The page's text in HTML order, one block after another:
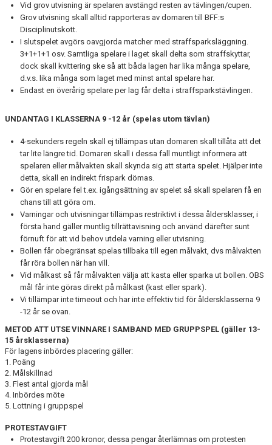
Vid grov utvisning är spelaren avstängd resten av tävlingen/cupen.
Grov utvisning skall alltid rapporteras av domaren till BFF:s
Disciplinutskott.
I slutspelet avgörs oavgjorda matcher med straffsparksläggning.
3+1+1+1 osv. Samtliga spelare i laget skall delta som straffskyttar,
dock skall kvittering ske så att båda lagen har lika många spelare,
d.v.s. lika många som laget med minst antal spelare har.
Endast en överårig spelare per lag får delta i straffsparkstävlingen.
UNDANTAG I KLASSERNA 9 -12 år (spelas utom tävlan)
4-sekunders regeln skall ej tillämpas utan domaren skall tillåta att det
tar lite längre tid. Domaren skall i dessa fall muntligt informera att
spelaren eller målvakten skall skynda sig att starta spelet. Hjälper inte
detta, skall en indirekt frispark dömas.
Gör en spelare fel t.ex. igångsättning av spelet så skall spelaren få en
chans till att göra om.
Varningar och utvisningar tillämpas restriktivt i dessa åldersklasser, i
första hand gäller muntlig tillrättavisning och använd därefter sunt
förnuft för att vid behov utdela varning eller utvisning.
Bollen får obegränsat spelas tillbaka till egen målvakt, dvs målvakten
får röra bollen när han vill.
Vid målkast så får målvakten välja att kasta eller sparka ut bollen. OBS
mål får inte göras direkt på målkast (kast eller spark).
Vi tillämpar inte timeout och har inte effektiv tid för åldersklasserna 9
-12 år se ovan.
METOD ATT UTSE VINNARE I SAMBAND MED GRUPPSPEL (gäller 13-
15 årsklasserna)
För lagens inbördes placering gäller:
1. Poäng
2. Målskillnad
3. Flest antal gjorda mål
4. Inbördes möte
5. Lottning i gruppspel
PROTESTAVGIFT
Protestavgift 200 kronor, dessa pengar återlämnas om protesten